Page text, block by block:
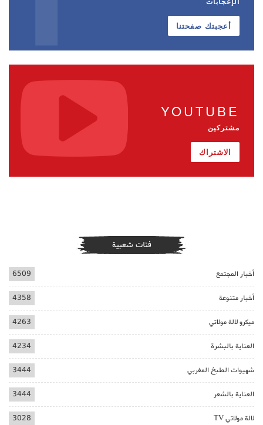
أعجبتك صفحتنا
YOUTUBE
مشتركين
الاشتراك
فئات شعبية
أخبار المجتمع 6509
أخبار متنوعة 4358
ميكرو لالة مولاتي 4263
العناية بالبشرة 4234
شهيوات الطبخ المغربي 3444
العناية بالشعر 3444
لالة مولاتي TV 3028